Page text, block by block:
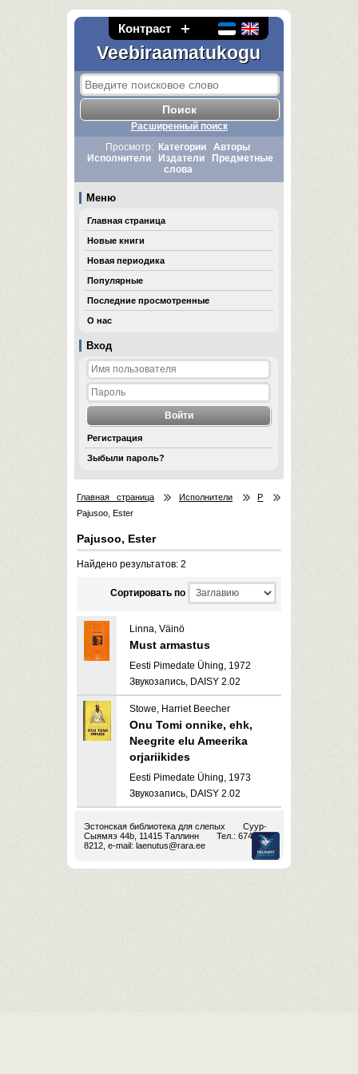
Контраст
Veebiraamatukogu
Вход
Регистрация
Зыбыли пароль?
Расширенный поиск
Просмотр:
Категории
Авторы
Исполнители
Издатели
Предметные
слова
Меню
Главная страница
Новые книги
Новая периодика
Популярные
Последние просмотренные
О нас
Главная страница Исполнители
P
Pajusoo, Ester
Pajusoo, Ester
Найдено результатов: 2
Cортировать по
Linna, Väinö
Must armastus
Eesti Pimedate Ühing, 1972
Звукозапись, DAISY 2.02
Stowe, Harriet Beecher
Onu Tomi onnike, ehk,
Neegrite elu Ameerika
orjariikides
Eesti Pimedate Ühing, 1973
Звукозапись, DAISY 2.02
Эстонская библиотека для слепых
Суур-
Сыямяэ 44b, 11415 Таллинн
Тел.: 674
8212, e-mail: laenutus@rara.ee